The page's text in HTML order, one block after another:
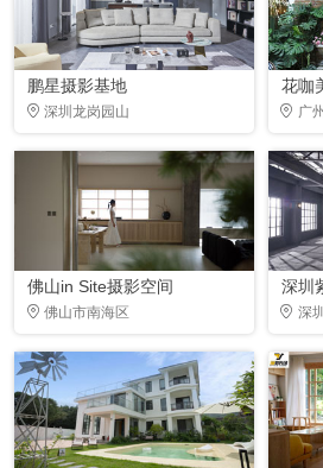
鹏星摄影基地
深圳龙岗园山
花咖
广
佛山in Site摄影空间
佛山市南海区
深圳
深